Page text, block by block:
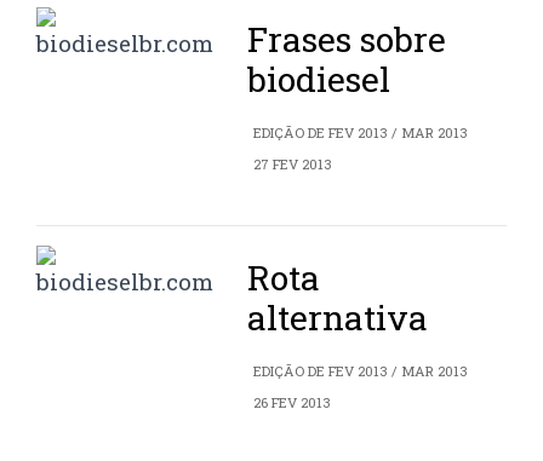
Frases sobre
biodiesel
EDIÇÃO DE FEV 2013 / MAR 2013
27 FEV 2013
Rota
alternativa
EDIÇÃO DE FEV 2013 / MAR 2013
26 FEV 2013